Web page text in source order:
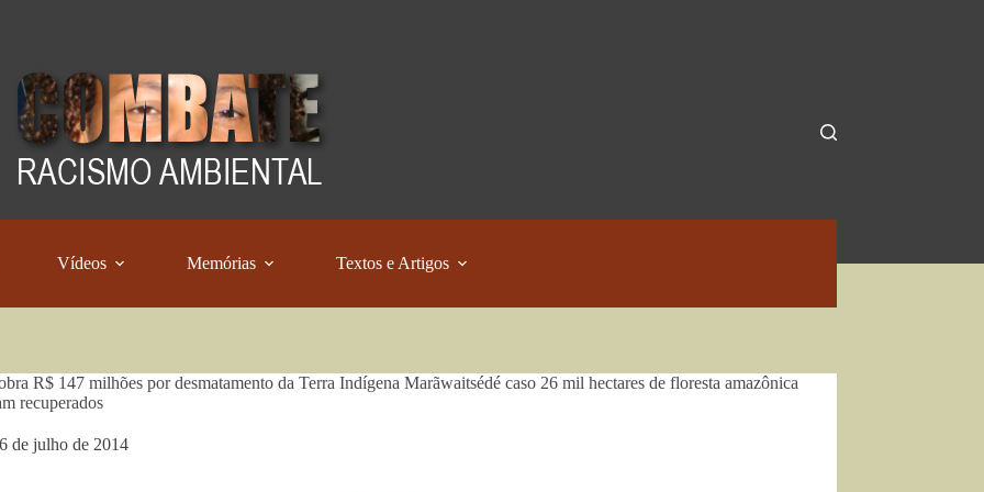
Vídeos Memórias Textos e Artigos
R$ 147 milhões por desmatamento da Terra Indígena Marãwaitsédé caso 26 mil hectares de floresta amazônica
recuperados
de julho de 2014